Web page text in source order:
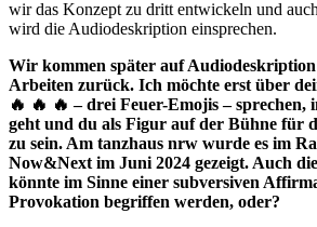
wir das Konzept zu dritt entwickeln und
wird die Audiodeskription einsprechen.
Wir kommen später auf
Arbeiten zurück. Ich möchte erst über
🔥 🔥 🔥 – drei Feuer-Emojis – sprechen,
geht und du als Figur auf der Bühne für
zu sein. Am tanzhaus nrw wurde es im
Now&Next im Juni 2024 gezeigt. Auch
könnte im Sinne einer subversiven
Provokation begriffen werden, oder?